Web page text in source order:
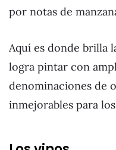
por notas de
Aquí es donde brilla
logra pintar con
denominaciones de
inmejorables para